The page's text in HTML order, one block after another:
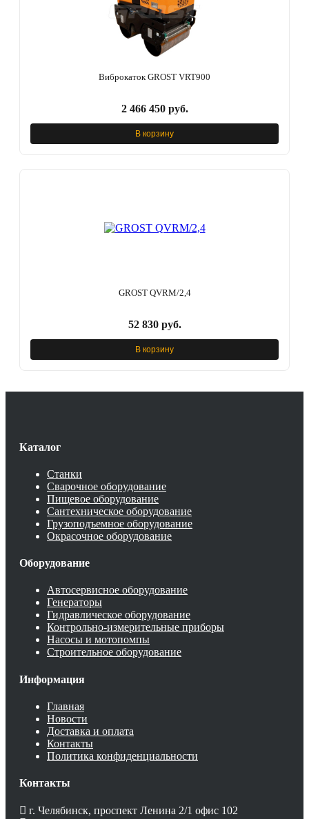
Виброкаток GROST VRT900
2 466 450 руб.
В корзину
GROST QVRM/2,4
52 830 руб.
В корзину
Каталог
Станки
Сварочное оборудование
Пищевое оборудование
Сантехническое оборудование
Грузоподъемное оборудование
Окрасочное оборудование
Оборудование
Автосервисное оборудование
Генераторы
Гидравлическое оборудование
Контрольно-измерительные приборы
Насосы и мотопомпы
Строительное оборудование
Информация
Главная
Новости
Доставка и оплата
Контакты
Политика конфиденциальности
Контакты
г. Челябинск, проспект Ленина 2/1 офис 102